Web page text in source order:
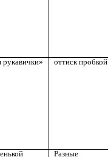
оттиск пробкой
Разные